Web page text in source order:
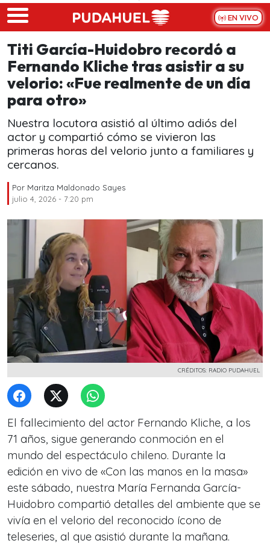
Skip to main content
EN VIVO
Titi García-Huidobro recordó a
Fernando Kliche tras asistir a su
velorio: «Fue realmente de un día
para otro»
Nuestra locutora asistió al último adiós del
actor y compartió cómo se vivieron las
primeras horas del velorio junto a familiares y
cercanos.
Por Maritza Maldonado Sayes
julio 4, 2026 - 7:20 pm
CRÉDITOS: RADIO PUDAHUEL
El fallecimiento del actor Fernando Kliche, a los
71 años, sigue generando conmoción en el
mundo del espectáculo chileno. Durante la
edición en vivo de «Con las manos en la masa»
este sábado, nuestra María Fernanda García-
Huidobro compartió detalles del ambiente que se
vivía en el velorio del reconocido ícono de
teleseries, al que asistió durante la mañana.